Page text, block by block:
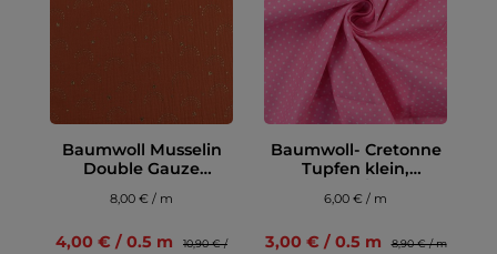
Baumwoll Musselin
Double Gauze
Regenbogen, terra
8,00 € / m
4,00 € / 0.5 m
10,90 € /
Baumwoll- Cretonne
Tupfen klein,
hellpink/ natur
6,00 € / m
3,00 € / 0.5 m
8,90 € / m